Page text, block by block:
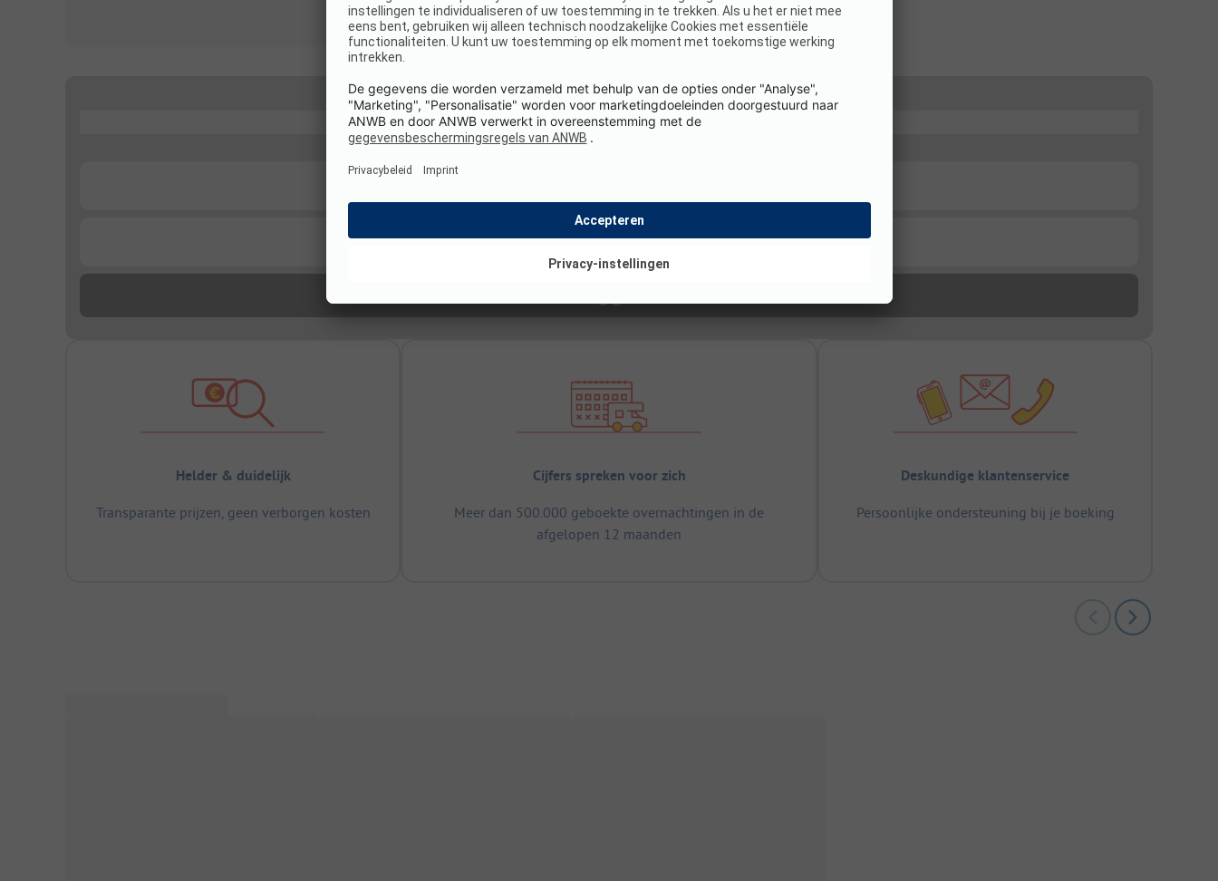
Helder & duidelijk
Transparante prijzen, geen verborgen kosten
Cijfers spreken voor zich
Meer dan 500.000 geboekte overnachtingen in de
afgelopen 12 maanden
Deskundige klantenservice
Persoonlijke ondersteuning bij je boeking